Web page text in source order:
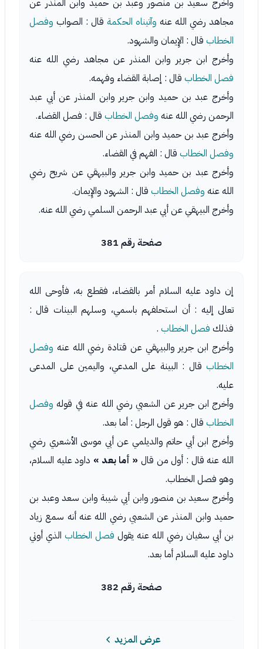
وأخرج سعيد بن منصور وعبد بن حميد وابن المنذر عن
مجاهد رضي الله عنه وآتيناه الحكمة قال : الصواب وفصل
الخطاب قال : الإِيمان والشهود.
وأخرج ابن جرير وابن المنذر عن مجاهد رضي الله عنه
فصل الخطاب قال : إصابة القضاء وفهمه.
وأخرج عبد بن حميد وابن جرير وابن المنذر عن أبي عبد
الرحمن رضي الله عنه وفصل الخطاب قال : فصل القضاء.
وأخرج عبد بن حميد وابن المنذر عن الحسن رضي الله عنه
وفصل الخطاب قال : الفهم في القضاء.
وأخرج عبد بن حميد وابن جرير والبيهقي عن شريح رضي
الله عنه وفصل الخطاب قال : الشهود والإِيمان.
وأخرج البيهقي عن أبي عبد الرحمن السلمي رضي الله عنه.
صفحة رقم 381
إن داود عليه السلام أمر بالقضاء، فقطع به، فأوحى الله
تعالى إليه : أن استحلفهم باسمي، وسلهم البينات قال :
فذلك فصل الخطاب .
وأخرج ابن جرير والبيهقي عن قتادة رضي الله عنه وفصل
الخطاب قال : البينة على المدعي، واليمين على المدعى
عليه.
وأخرج ابن جرير عن الشعبي رضي الله عنه في قوله وفصل
الخطاب قال : هو قول الرجل : أما بعد.
وأخرج ابن أبي حاتم والديلمي عن أبي موسى الأشعري رضي
الله عنه قال : أول من قال « أما بعد » داود عليه السلام،
وهو فصل الخطاب.
وأخرج سعيد بن منصور وابن أبي شيبة وابن سعد وعبد بن
حميد وابن المنذر عن الشعبي رضي الله عنه أنه سمع زياد
بن أبي سفيان رضي الله عنه يقول فصل الخطاب الذي أوتي
داود عليه السلام أما بعد.
صفحة رقم 382
عرض المزيد